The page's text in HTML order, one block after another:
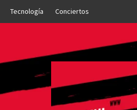
Tecnología Conciertos